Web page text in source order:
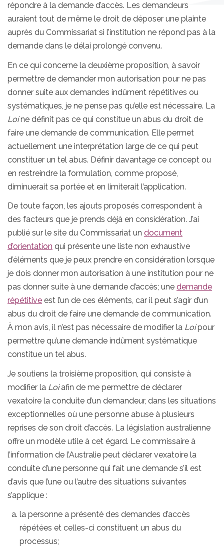
répondre à la demande d’accès. Les demandeurs
auraient tout de même le droit de déposer une plainte
auprès du Commissariat si l’institution ne répond pas à la
demande dans le délai prolongé convenu.
En ce qui concerne la deuxième proposition, à savoir
permettre de demander mon autorisation pour ne pas
donner suite aux demandes indûment répétitives ou
systématiques, je ne pense pas qu’elle est nécessaire. La
Loine définit pas ce qui constitue un abus du droit de
faire une demande de communication. Elle permet
actuellement une interprétation large de ce qui peut
constituer un tel abus. Définir davantage ce concept ou
en restreindre la formulation, comme proposé,
diminuerait sa portée et en limiterait l’application.
De toute façon, les ajouts proposés correspondent à
des facteurs que je prends déjà en considération. J’ai
publié sur le site du Commissariat un document
d’orientation qui présente une liste non exhaustive
d’éléments que je peux prendre en considération lorsque
je dois donner mon autorisation à une institution pour ne
pas donner suite à une demande d’accès; une demande
répétitive est l’un de ces éléments, car il peut s’agir d’un
abus du droit de faire une demande de communication.
À mon avis, il n’est pas nécessaire de modifier la Loipour
permettre qu’une demande indûment systématique
constitue un tel abus.
Je soutiens la troisième proposition, qui consiste à
modifier la Loiafin de me permettre de déclarer
vexatoire la conduite d’un demandeur, dans les situations
exceptionnelles où une personne abuse à plusieurs
reprises de son droit d’accès. La législation australienne
offre un modèle utile à cet égard. Le commissaire à
l’information de l’Australie peut déclarer vexatoire la
conduite d’une personne qui fait une demande s’il est
d’avis que l’une ou l’autre des situations suivantes
s’applique :
la personne a présenté des demandes d’accès
répétées et celles-ci constituent un abus du
processus;